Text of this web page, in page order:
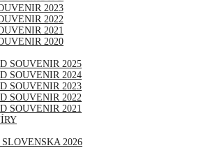
2023
2022
2021
2020
SOUVENIR 2025
SOUVENIR 2024
SOUVENIR 2023
SOUVENIR 2022
SOUVENIR 2021
2026